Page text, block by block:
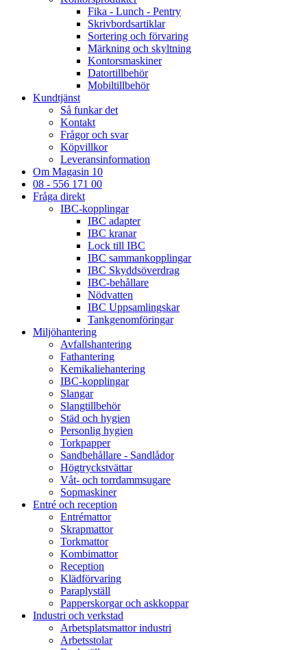
Fika - Lunch - Pentry
Skrivbordsartiklar
Sortering och förvaring
Märkning och skyltning
Kontorsmaskiner
Datortillbehör
Mobiltillbehör
Kundtjänst
Så funkar det
Kontakt
Frågor och svar
Köpvillkor
Leveransinformation
Om Magasin 10
08 - 556 171 00
Fråga direkt
IBC-kopplingar
IBC adapter
IBC kranar
Lock till IBC
IBC sammankopplingar
IBC Skyddsöverdrag
IBC-behållare
Nödvatten
IBC Uppsamlingskar
Tankgenomföringar
Miljöhantering
Avfallshantering
Fathantering
Kemikaliehantering
IBC-kopplingar
Slangar
Slangtillbehör
Städ och hygien
Personlig hygien
Torkpapper
Sandbehållare - Sandlådor
Högtryckstvättar
Våt- och torrdammsugare
Sopmaskiner
Entré och reception
Entrémattor
Skrapmattor
Torkmattor
Kombimattor
Reception
Klädförvaring
Paraplyställ
Papperskorgar och askkoppar
Industri och verkstad
Arbetsplatsmattor industri
Arbetsstolar